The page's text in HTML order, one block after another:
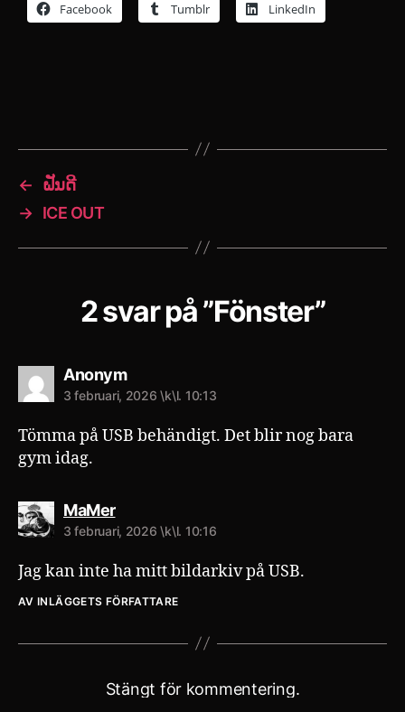
Facebook Tumblr LinkedIn
←
ຝັນດີ
→ ICE OUT
2 svar på ”Fönster”
Anonymsäger:
3 februari, 2026 \k\l. 10:13
Tömma på USB behändigt. Det blir nog bara
gym idag.
MaMersäger:
3 februari, 2026 \k\l. 10:16
Jag kan inte ha mitt bildarkiv på USB.
AV INLÄGGETS FÖRFATTARE
Stängt för kommentering.